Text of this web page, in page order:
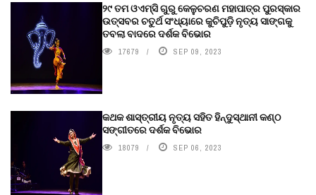
୨୯ ତମ ଓଏମ୍‌ସି ଗୁରୁ କେଳୁଚରଣ ମହାପାତ୍ର ପୁରସ୍କାର
ଉତ୍ସବର ଚତୁର୍ଥ ସଂଧ୍ୟାରେ କୁଚିପୁଡ଼ି ନୃତ୍ୟ ସାଙ୍ଗକୁ
ତବଲା ବାଦରେ ଦର୍ଶକ ବିଭୋର
17679 SEP 09, 2023
କଥକ ଶାସ୍ତ୍ରୀୟ ନୃତ୍ୟ ସହିତ ହିନ୍ଦୁସ୍ଥାନୀ କଣ୍ଠ
ସଙ୍ଗୀତରେ ଦର୍ଶକ ବିଭୋର
18079 SEP 06, 2023